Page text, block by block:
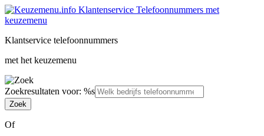
Klantservice telefoonnummers
met het keuzemenu
Zoekresultaten voor: %s
Of